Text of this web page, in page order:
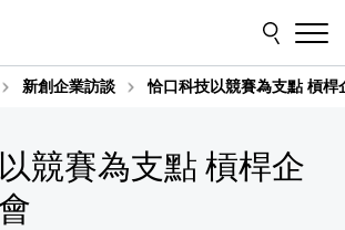
新創企業訪談 恰口科技以競賽為支點 槓桿
競賽為支點 槓桿企